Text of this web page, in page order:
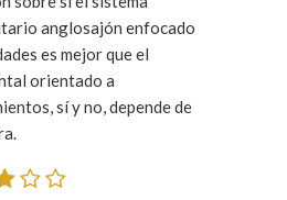
anglosajón enfocado
es mejor que el
orientado a
sí y no, depende de